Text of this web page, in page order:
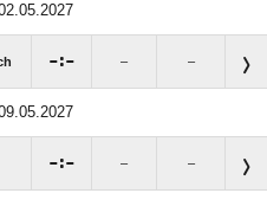
: – –
: – –